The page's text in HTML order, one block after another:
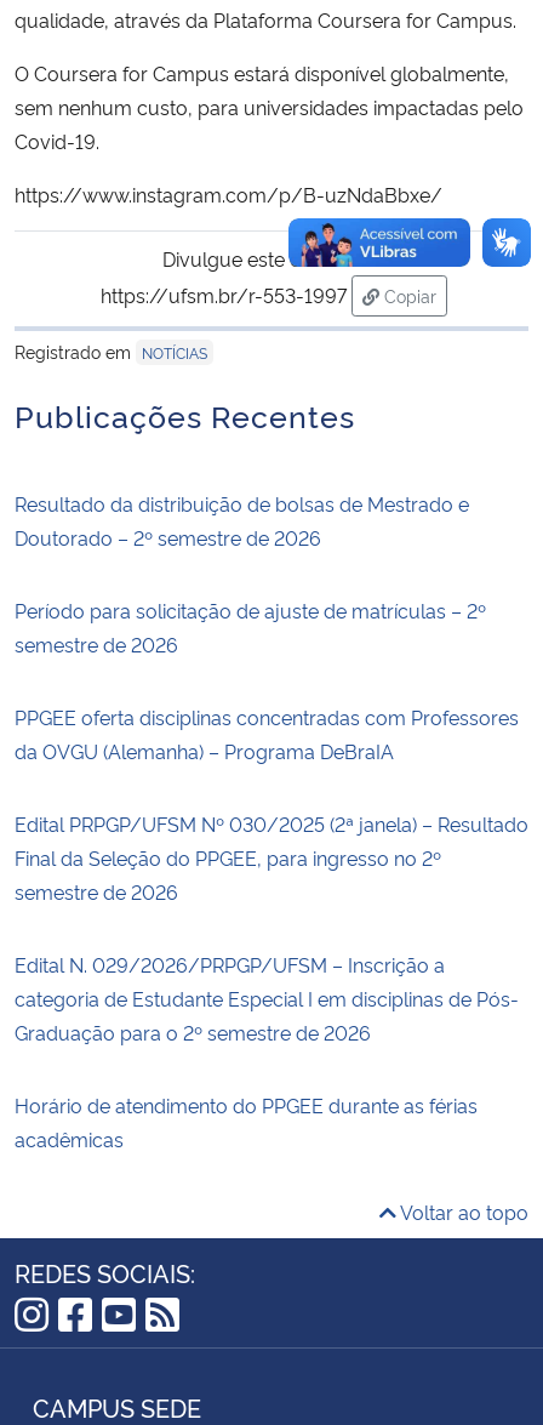
qualidade, através da Plataforma Coursera for Campus.
O Coursera for Campus estará disponível globalmente,
sem nenhum custo, para universidades impactadas pelo
Covid-19.
https://www.instagram.com/p/B-uzNdaBbxe/
Divulgue este conteúdo:
https://ufsm.br/r-553-1997
Copiar
para área de
Registrado em
NOTÍCIAS
Publicações Recentes
Resultado da distribuição de bolsas de Mestrado e
Doutorado – 2º semestre de 2026
Período para solicitação de ajuste de matrículas – 2º
semestre de 2026
PPGEE oferta disciplinas concentradas com Professores
da OVGU (Alemanha) – Programa DeBraIA
Edital PRPGP/UFSM Nº 030/2025 (2ª janela) – Resultado
Final da Seleção do PPGEE, para ingresso no 2º
semestre de 2026
Edital N. 029/2026/PRPGP/UFSM – Inscrição a
categoria de Estudante Especial I em disciplinas de Pós-
Graduação para o 2º semestre de 2026
Horário de atendimento do PPGEE durante as férias
acadêmicas
Voltar ao topo
REDES SOCIAIS:
Instagram
Facebook
YouTube
RSS
CAMPUS SEDE